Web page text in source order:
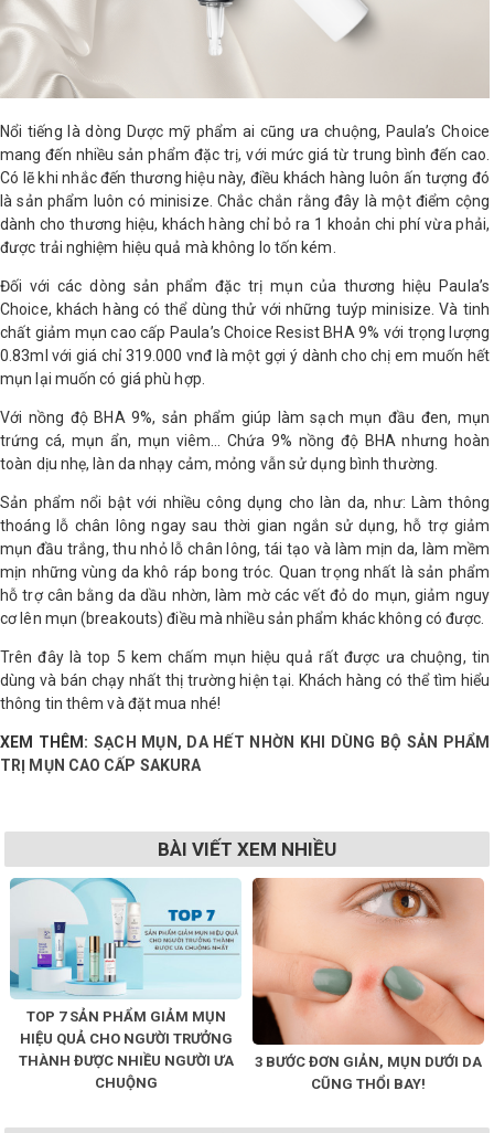
Nổi tiếng là dòng Dược mỹ phẩm ai cũng ưa chuộng, Paula’s Choice
mang đến nhiều sản phẩm đặc trị, với mức giá từ trung bình đến cao.
Có lẽ khi nhắc đến thương hiệu này, điều khách hàng luôn ấn tượng đó
là sản phẩm luôn có minisize. Chắc chắn rằng đây là một điểm cộng
dành cho thương hiệu, khách hàng chỉ bỏ ra 1 khoản chi phí vừa phải,
được trải nghiệm hiệu quả mà không lo tốn kém.
Đối với các dòng sản phẩm đặc trị mụn của thương hiệu Paula’s
Choice, khách hàng có thể dùng thử với những tuýp minisize. Và tinh
chất giảm mụn cao cấp Paula’s Choice Resist BHA 9% với trọng lượng
0.83ml với giá chỉ 319.000 vnđ là một gợi ý dành cho chị em muốn hết
mụn lại muốn có giá phù hợp.
Với nồng độ BHA 9%, sản phẩm giúp làm sạch mụn đầu đen, mụn
trứng cá, mụn ẩn, mụn viêm… Chứa 9% nồng độ BHA nhưng hoàn
toàn dịu nhẹ, làn da nhạy cảm, mỏng vẫn sử dụng bình thường.
Sản phẩm nổi bật với nhiều công dụng cho làn da, như: Làm thông
thoáng lỗ chân lông ngay sau thời gian ngắn sử dụng, hỗ trợ giảm
mụn đầu trắng, thu nhỏ lỗ chân lông, tái tạo và làm mịn da, làm mềm
mịn những vùng da khô ráp bong tróc. Quan trọng nhất là sản phẩm
hỗ trợ cân bằng da dầu nhờn, làm mờ các vết đỏ do mụn, giảm nguy
cơ lên mụn (breakouts) điều mà nhiều sản phẩm khác không có được.
Trên đây là top 5 kem chấm mụn hiệu quả rất được ưa chuộng, tin
dùng và bán chạy nhất thị trường hiện tại. Khách hàng có thể tìm hiểu
thông tin thêm và đặt mua nhé!
XEM THÊM: SẠCH MỤN, DA HẾT NHỜN KHI DÙNG BỘ SẢN PHẨM
TRỊ MỤN CAO CẤP SAKURA
BÀI VIẾT XEM NHIỀU
TOP 7 SẢN PHẨM GIẢM MỤN
HIỆU QUẢ CHO NGƯỜI TRƯỞNG
THÀNH ĐƯỢC NHIỀU NGƯỜI ƯA
CHUỘNG
3 BƯỚC ĐƠN GIẢN, MỤN DƯỚI DA
CŨNG THỔI BAY!